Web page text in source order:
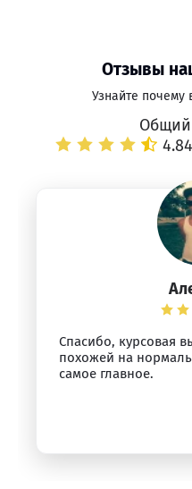
Отзывы
Узнайте почему
Общий
Спасибо, курсовая
похожей на
самое главное.